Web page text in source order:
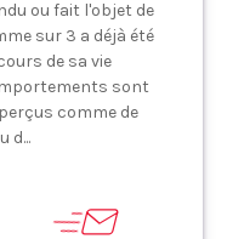
ou fait l'objet de
sur 3 a déjà été
de sa vie
sont
comme de
d...